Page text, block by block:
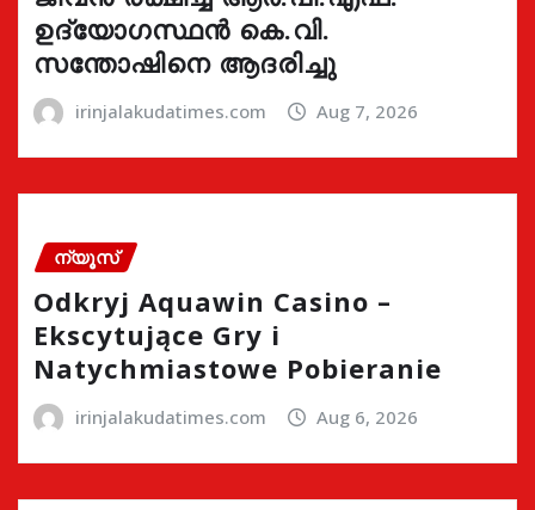
ഉദ്യോഗസ്ഥൻ കെ.വി.
സന്തോഷിനെ ആദരിച്ചു
irinjalakudatimes.com Aug 7, 2026
ന്യൂസ്
Odkryj Aquawin Casino –
Ekscytujące Gry i
Natychmiastowe Pobieranie
irinjalakudatimes.com Aug 6, 2026